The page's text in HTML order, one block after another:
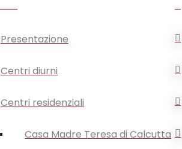
Presentazione
Centri diurni
Centri residenziali
Casa Madre Teresa di Calcutta